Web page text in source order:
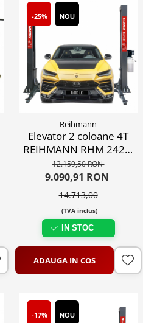
-25% NOU
Reihmann
Elevator 2 coloane 4T
REIHMANN RHM 242M
profesional, hidraulic,
220V/380V
12.159,50 RON
9.090,91 RON
14.713,00
(TVA inclus)
IN STOC
ADAUGA IN COS
-17% NOU